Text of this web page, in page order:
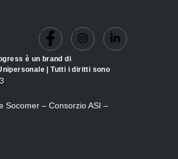
è un brand di
| Tutti i diritti sono
Socomer – Consorzio ASI –